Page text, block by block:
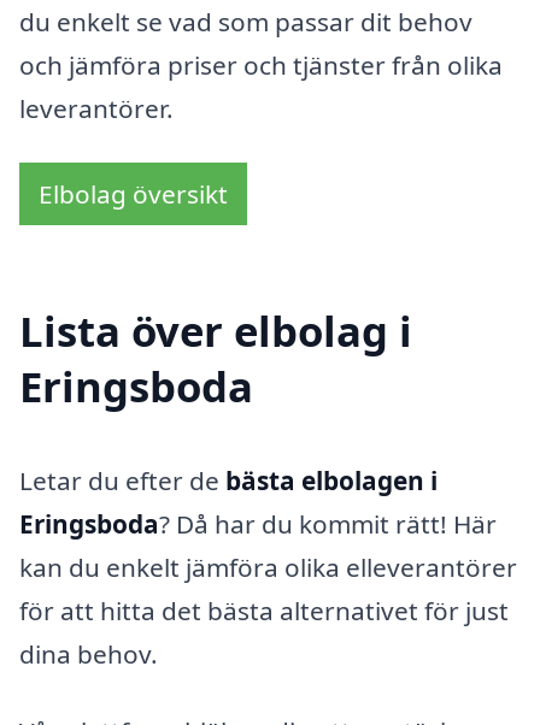
du enkelt se vad som passar dit behov
och jämföra priser och tjänster från olika
leverantörer.
Elbolag översikt
Lista över elbolag i
Eringsboda
Letar du efter de bästa elbolagen i
Eringsboda? Då har du kommit rätt! Här
kan du enkelt jämföra olika elleverantörer
för att hitta det bästa alternativet för just
dina behov.